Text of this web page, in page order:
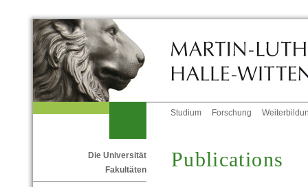
Studium Forschung
Die Universität
Fakultäten
Publications